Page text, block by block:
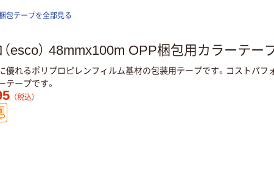
包テープを全部見る
esco） 48mmx100m OPP梱包用カラーテー
優れるポリプロピレンフィルム基材の包装用テープです。コストパ
テープです。
（税込）